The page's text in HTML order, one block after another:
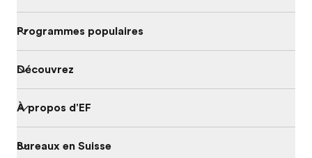
Programmes populaires
Découvrez
À propos d'EF
Bureaux en Suisse